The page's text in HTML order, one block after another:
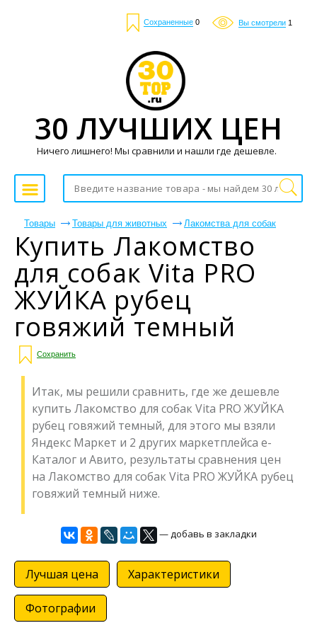
Сохраненные 0 Вы смотрели 1
Товары Товары для животных Лакомства для собак
Купить Лакомство
для собак Vita PRO
ЖУЙКА рубец
говяжий темный
Сохранить
Итак, мы решили сравнить, где же дешевле
купить Лакомство для собак Vita PRO ЖУЙКА
рубец говяжий темный, для этого мы взяли
Яндекс Маркет и 2 других маркетплейса е-
Каталог и Авито, результаты сравнения цен
на Лакомство для собак Vita PRO ЖУЙКА рубец
говяжий темный ниже.
— добавь в закладки
Лучшая цена Характеристики
Фотографии
30 ЛУЧШИХ ЦЕН
Ничего лишнего! Мы сравнили и нашли где дешевле.